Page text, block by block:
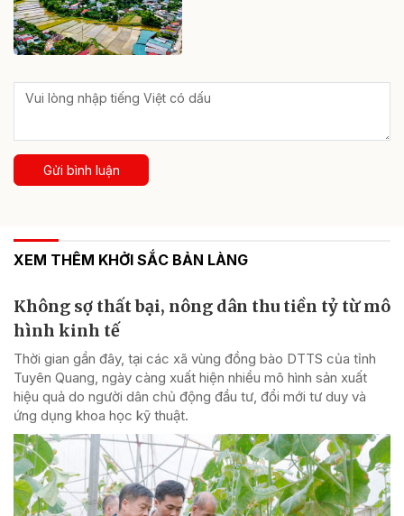
Gửi bình luận
XEM THÊM KHỞI SẮC BẢN LÀNG
Không sợ thất bại, nông dân thu tiền tỷ từ mô
hình kinh tế
Thời gian gần đây, tại các xã vùng đồng bào DTTS của tỉnh
Tuyên Quang, ngày càng xuất hiện nhiều mô hình sản xuất
hiệu quả do người dân chủ động đầu tư, đổi mới tư duy và
ứng dụng khoa học kỹ thuật.